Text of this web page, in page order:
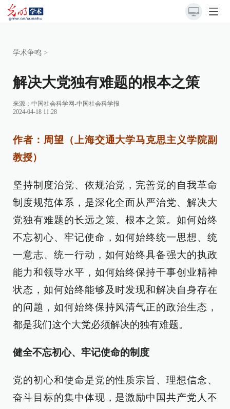
学术争鸣 >
解决大党独有难题的根本之策
来源： 中国社会科学网-中国社会科学报
2024-04-18 11:28
作者：周望（上海交通大学马克思主义学院副
教授）
坚持制度治党、依规治党，完善党的自我革命
制度规范体系，是深化全面从严治党、解决大
党独有难题的长远之策、根本之策。如何始终
不忘初心、牢记使命，如何始终统一思想、统
一意志、统一行动，如何始终具备强大的执政
能力和领导水平，如何始终保持干事创业精神
状态，如何始终能够及时发现和解决自身存在
的问题，如何始终保持风清气正的政治生态，
都是我们这个大党必须解决的独有难题。
健全不忘初心、牢记使命的制度
党的初心和使命是党的性质宗旨、理想信念、
奋斗目标的集中体现，是激励中国共产党人不